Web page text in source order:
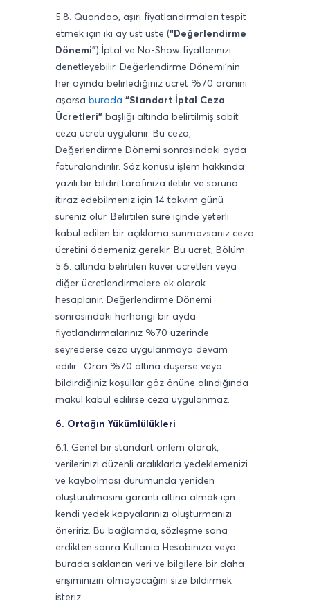
5.8. Quandoo, aşırı fiyatlandırmaları tespit
etmek için iki ay üst üste (“Değerlendirme
Dönemi”) İptal ve No-Show fiyatlarınızı
denetleyebilir. Değerlendirme Dönemi'nin
her ayında belirlediğiniz ücret %70 oranını
aşarsa burada “Standart İptal Ceza
Ücretleri” başlığı altında belirtilmiş sabit
ceza ücreti uygulanır. Bu ceza,
Değerlendirme Dönemi sonrasındaki ayda
faturalandırılır. Söz konusu işlem hakkında
yazılı bir bildiri tarafınıza iletilir ve soruna
itiraz edebilmeniz için 14 takvim günü
süreniz olur. Belirtilen süre içinde yeterli
kabul edilen bir açıklama sunmazsanız ceza
ücretini ödemeniz gerekir. Bu ücret, Bölüm
5.6. altında belirtilen kuver ücretleri veya
diğer ücretlendirmelere ek olarak
hesaplanır. Değerlendirme Dönemi
sonrasındaki herhangi bir ayda
fiyatlandırmalarınız %70 üzerinde
seyrederse ceza uygulanmaya devam
edilir. Oran %70 altına düşerse veya
bildirdiğiniz koşullar göz önüne alındığında
makul kabul edilirse ceza uygulanmaz.
6. Ortağın Yükümlülükleri
6.1. Genel bir standart önlem olarak,
verilerinizi düzenli aralıklarla yedeklemenizi
ve kaybolması durumunda yeniden
oluşturulmasını garanti altına almak için
kendi yedek kopyalarınızı oluşturmanızı
öneririz. Bu bağlamda, sözleşme sona
erdikten sonra Kullanıcı Hesabınıza veya
burada saklanan veri ve bilgilere bir daha
erişiminizin olmayacağını size bildirmek
isteriz.